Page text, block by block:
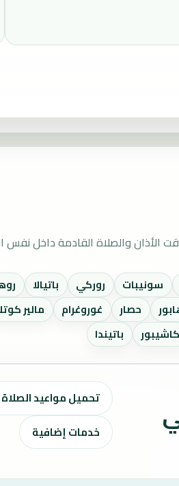
الأذان والصلاة القادمة داخل نفس
سونيبات روركي باتيالا
حصار غوروغرام مالير
كاشيبور باتيندا
في
تحميل مواعيد الصلاة لشهر
خدمات إضافية